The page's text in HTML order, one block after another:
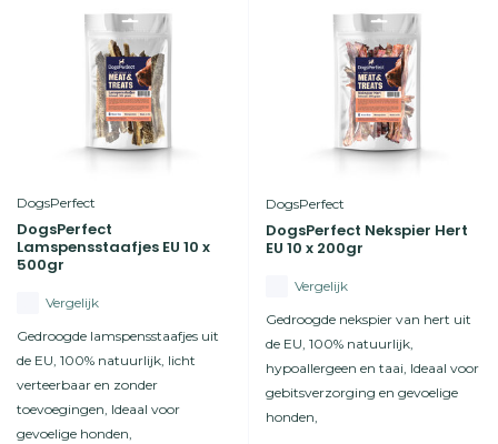
DogsPerfect
DogsPerfect
Lamspensstaafjes EU 10 x
500gr
Vergelijk
Gedroogde lamspensstaafjes uit
de EU, 100% natuurlijk, licht
verteerbaar en zonder
toevoegingen, Ideaal voor
gevoelige honden,
DogsPerfect
DogsPerfect Nekspier Hert
EU 10 x 200gr
Vergelijk
Gedroogde nekspier van hert uit
de EU, 100% natuurlijk,
hypoallergeen en taai, Ideaal voor
gebitsverzorging en gevoelige
honden,